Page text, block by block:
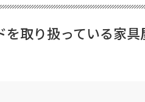
を取り扱っている家